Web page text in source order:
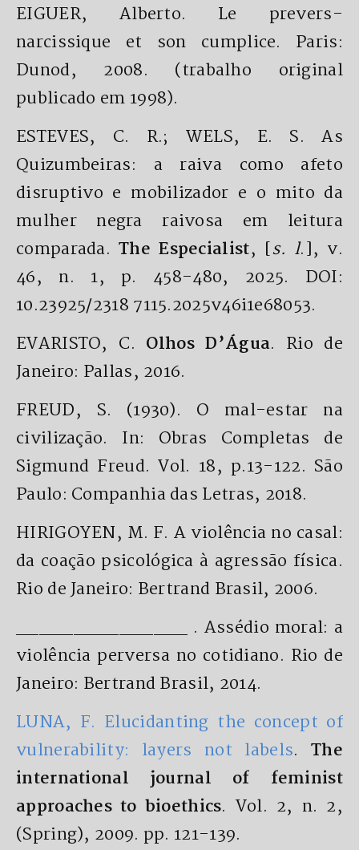
EIGUER, Alberto. Le prevers-
narcissique et son cumplice. Paris:
Dunod, 2008. (trabalho original
publicado em 1998).
ESTEVES, C. R.; WELS, E. S. As
Quizumbeiras: a raiva como afeto
disruptivo e mobilizador e o mito da
mulher negra raivosa em leitura
comparada.The Especialist, [s. l.], v.
46, n. 1, p. 458-480, 2025. DOI:
10.23925/2318 7115.2025v46i1e68053.
EVARISTO, C. Olhos D’Água. Rio de
Janeiro: Pallas, 2016.
FREUD, S. (1930). O mal-estar na
civilização. In: Obras Completas de
Sigmund Freud. Vol. 18, p.13-122. São
Paulo: Companhia das Letras, 2018.
HIRIGOYEN, M. F. A violência no casal:
da coação psicológica à agressão física.
Rio de Janeiro: Bertrand Brasil, 2006.
_______________ . Assédio moral: a
violência perversa no cotidiano. Rio de
Janeiro: Bertrand Brasil, 2014.
LUNA, F. Elucidanting the concept of
vulnerability: layers not labels.The
international journal of feminist
approaches to bioethics. Vol. 2, n. 2,
(Spring), 2009. pp. 121-139.